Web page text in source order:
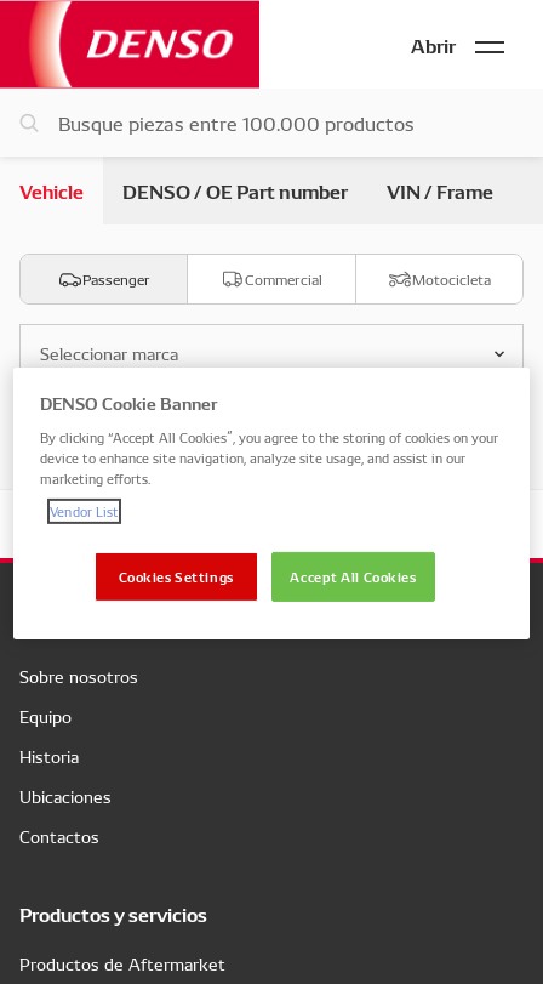
Abrir
Vehicle DENSO / OE Part number VIN / Frame
Passenger Commercial Motocicleta
Seleccionar marca
Seleccionar modelo
Sobre nosotros
Equipo
Historia
Ubicaciones
Contactos
Productos y servicios
Productos de Aftermarket
DENSO Cookie Banner
By clicking “Accept All Cookies”, you agree to the storing of cookies on your
device to enhance site navigation, analyze site usage, and assist in our
marketing efforts.
Vendor List
Accept All Cookies
Cookies Settings